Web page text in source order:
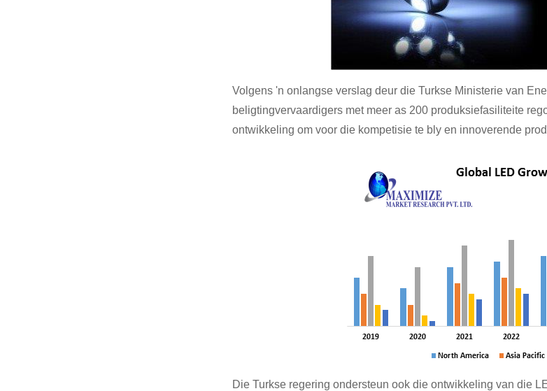
Volgens 'n onlangse verslag deur die Turkse Ministerie van
beligtingvervaardigers met meer as 200 produksiefasiliteite
ontwikkeling om voor die kompetisie te bly en innoverende
Die Turkse regering ondersteun ook die ontwikkeling van die